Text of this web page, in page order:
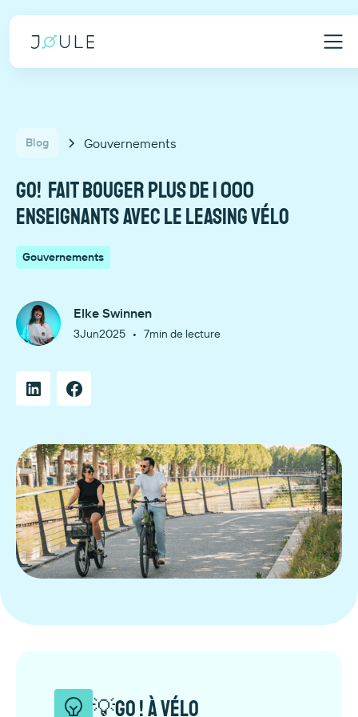
Blog Gouvernements
GO! fait bouger plus de 1 000
enseignants avec le leasing vélo
Gouvernements
Elke Swinnen
3Jun2025 • 7min de lecture
💡GO ! à vélo